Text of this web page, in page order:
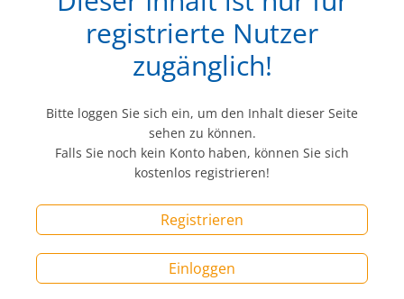
registrierte Nutzer
zugänglich!
Bitte loggen Sie sich ein, um den Inhalt dieser Seite
sehen zu können.
Falls Sie noch kein Konto haben, können Sie sich
kostenlos registrieren!
Registrieren
Einloggen